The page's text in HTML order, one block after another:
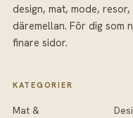
design, mat, mode,
däremellan. För dig som
finare sidor.
KATEGORIER
Mat &